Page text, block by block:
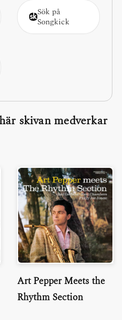
Sök på
Songkick
skivan medverkar
Art Pepper Meets the
Rhythm Section